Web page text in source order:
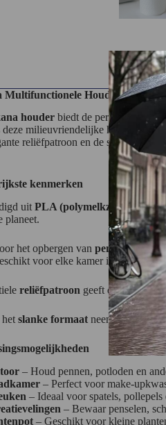
Multifunctionele Houder – Stijlvol
houder biedt de perfecte
deze milieuvriendelijke houder
reliëfpatroon en de stevige
kenmerken
uitPLA (polymelkzuur), een
planeet.
het opbergen vanpennen,
voor elke kamer in huis.
reliëfpatroon geeft de houder
hetslanke formaat neemt de
– Houd pennen, potloden en
– Perfect voor make-
– Ideaal voor spatels, pollepels
– Bewaar penselen,
– Geschikt voor kleine